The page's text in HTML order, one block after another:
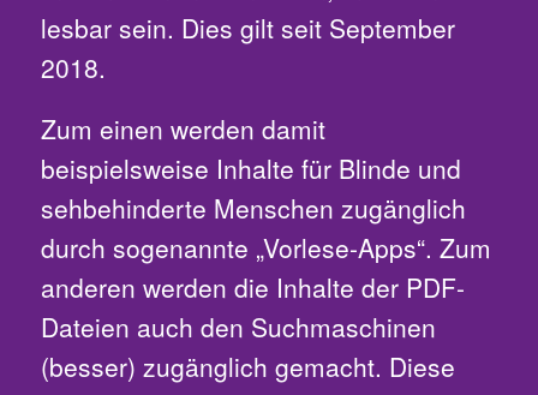
lesbar sein. Dies gilt seit September
2018.
Zum einen werden damit
beispielsweise Inhalte für Blinde und
sehbehinderte Menschen zugänglich
durch sogenannte „Vorlese-Apps“. Zum
anderen werden die Inhalte der PDF-
Dateien auch den Suchmaschinen
(besser) zugänglich gemacht. Diese